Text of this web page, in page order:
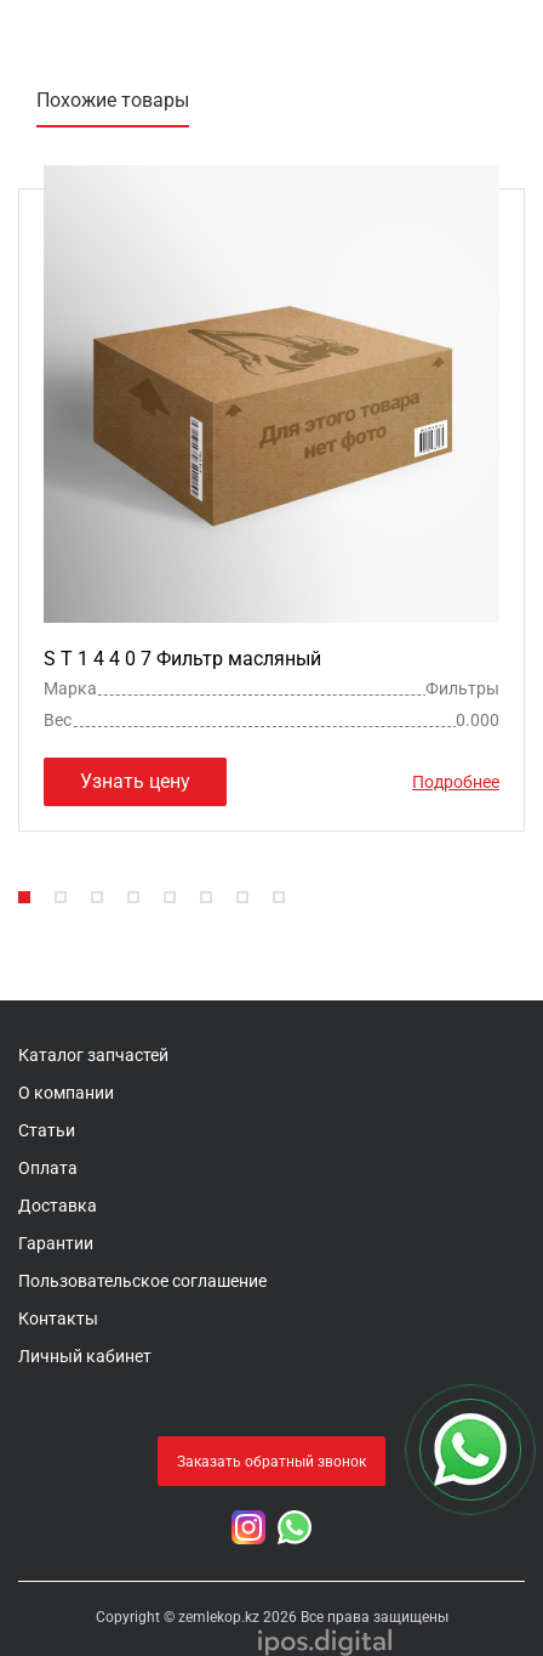
Похожие товары
S T 1 4 4 0 7 Фильтр масляный
Марка
Фильтры
Вес
0.000
Узнать цену Подробнее
Каталог запчастей
О компании
Статьи
Оплата
Доставка
Гарантии
Пользовательское соглашение
Контакты
Личный кабинет
Заказать обратный звонок
Copyright © zemlekop.kz 2026 Все права защищены